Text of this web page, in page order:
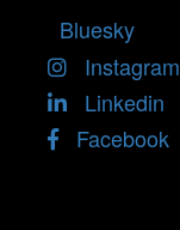
Bluesky
Instagram
Linkedin
Facebook